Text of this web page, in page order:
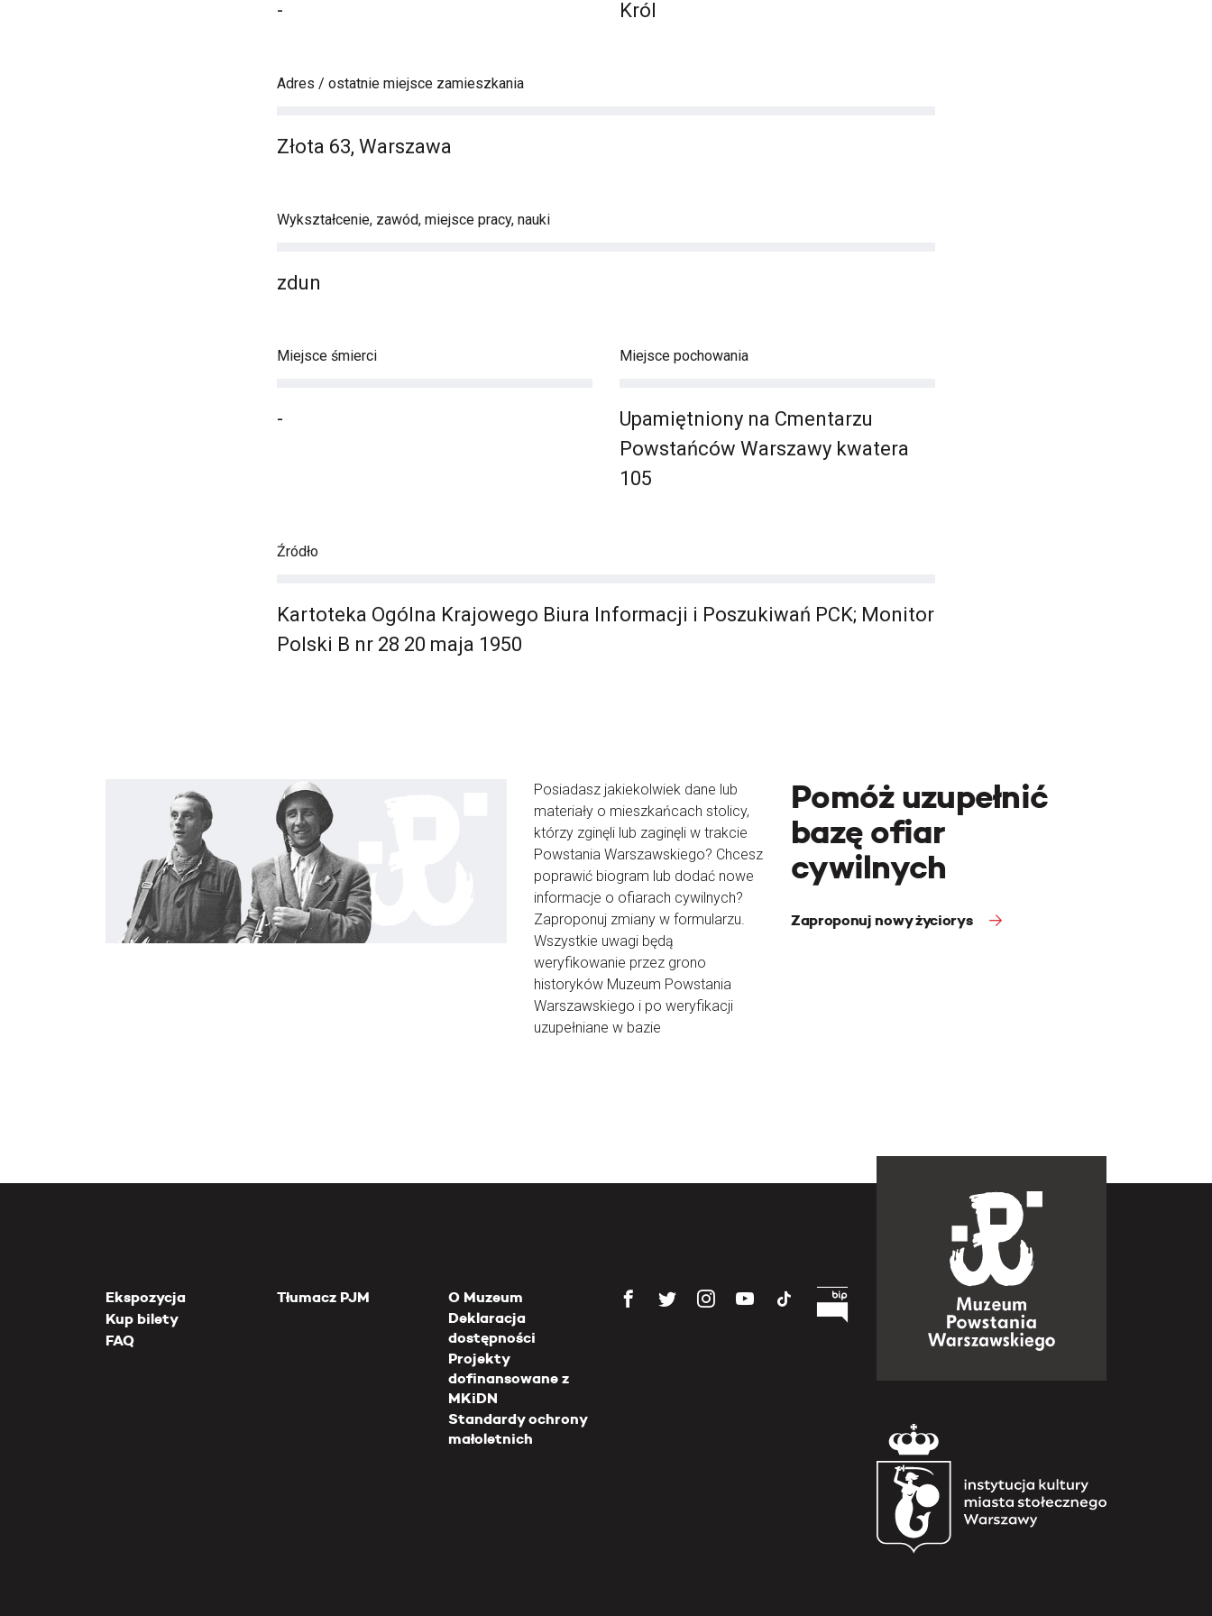
- Król
Adres / ostatnie miejsce zamieszkania
Złota 63, Warszawa
Wykształcenie, zawód, miejsce pracy, nauki
zdun
Miejsce śmierci
-
Miejsce pochowania
Upamiętniony na Cmentarzu
Powstańców Warszawy kwatera
105
Źródło
Kartoteka Ogólna Krajowego Biura Informacji i Poszukiwań PCK; Monitor
Polski B nr 28 20 maja 1950
Posiadasz jakiekolwiek dane lub
materiały o mieszkańcach stolicy,
którzy zginęli lub zaginęli w trakcie
Powstania Warszawskiego? Chcesz
poprawić biogram lub dodać nowe
informacje o ofiarach cywilnych?
Zaproponuj zmiany w formularzu.
Wszystkie uwagi będą
weryfikowanie przez grono
historyków Muzeum Powstania
Warszawskiego i po weryfikacji
uzupełniane w bazie
Pomóż uzupełnić
bazę ofiar
cywilnych
Zaproponuj nowy życiorys
Ekspozycja
Kup bilety
FAQ
Tłumacz PJM
O Muzeum
Deklaracja
dostępności
Projekty
dofinansowane z
MKiDN
Standardy ochrony
małoletnich